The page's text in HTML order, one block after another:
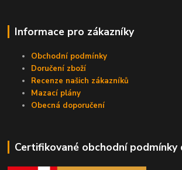
Informace pro zákazníky
Obchodní podmínky
Doručení zboží
Recenze našich zákazníků
Mazací plány
Obecná doporučení
Certifikované obchodní podmínky